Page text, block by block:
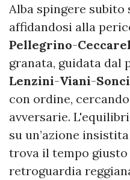
Alba spingere
affidandosi alla
Pellegrino-
granata, guidata dal
Lenzini-Viani-
con ordine,
avversarie.
su un’azione
trova il tempo
retroguardia